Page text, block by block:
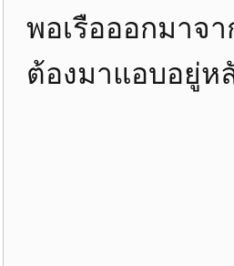
พอเรือออกมาจ
ต้องมาแอบอยู่ห